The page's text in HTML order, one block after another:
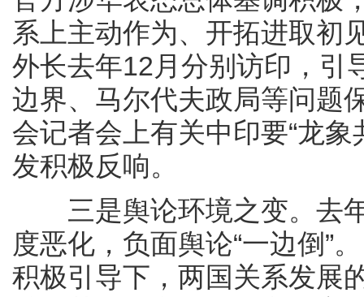
系上主动作为、开拓进取初
外长去年12月分别访印，引
边界、马尔代夫政局等问题
会记者会上有关中印要“龙
发积极反响。
三是舆论环境之变。去年
度恶化，负面舆论“一边倒”
积极引导下，两国关系发展